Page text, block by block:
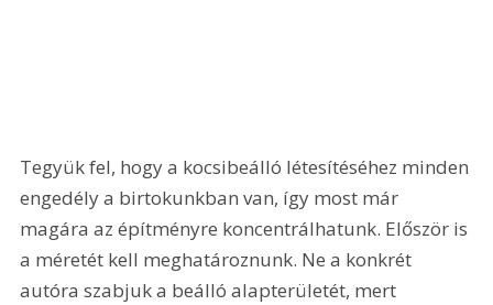
Tegyük fel, hogy a kocsibeálló létesítéséhez minden
engedély a birtokunkban van, így most már
magára az építményre koncentrálhatunk. Először is
a méretét kell meghatároznunk. Ne a konkrét
autóra szabjuk a beálló alapterületét, mert